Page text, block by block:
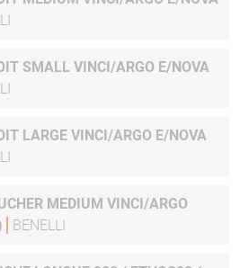
SMALL VINCI/ARGO E/NOVA
LARGE VINCI/ARGO E/NOVA
MEDIUM VINCI/ARGO
BENELLI